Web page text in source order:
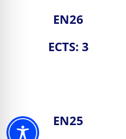
ΕΝ26
ECTS: 3
ΕΝ25